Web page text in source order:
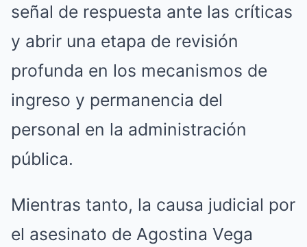
señal de respuesta ante las críticas
y abrir una etapa de revisión
profunda en los mecanismos de
ingreso y permanencia del
personal en la administración
pública.
Mientras tanto, la causa judicial por
el asesinato de Agostina Vega